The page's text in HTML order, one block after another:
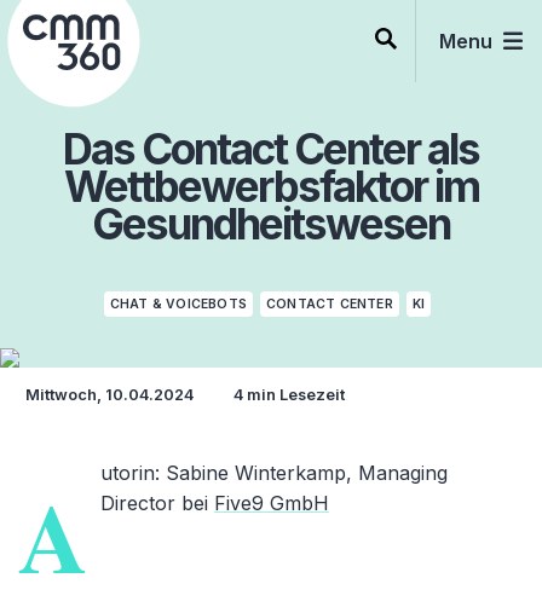
Skip
to
content
Menu
Das Contact Center als
Wettbewerbsfaktor im
Gesundheitswesen
CHAT & VOICEBOTS CONTACT CENTER KI
Mittwoch, 10.04.2024 4 min Lesezeit
A utorin: Sabine Winterkamp, Managing
Director bei Five9 GmbH